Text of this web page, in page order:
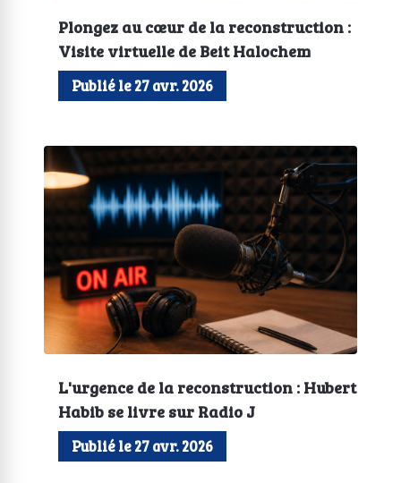
Plongez au cœur de la reconstruction :
Visite virtuelle de Beit Halochem
Publié le 27 avr. 2026
L'urgence de la reconstruction : Hubert
Habib se livre sur Radio J
Publié le 27 avr. 2026